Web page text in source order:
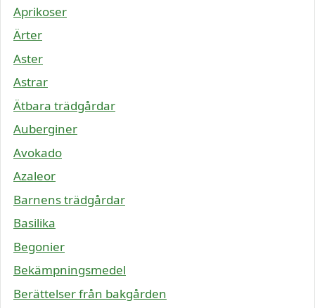
Aprikoser
Ärter
Aster
Astrar
Ätbara trädgårdar
Auberginer
Avokado
Azaleor
Barnens trädgårdar
Basilika
Begonier
Bekämpningsmedel
Berättelser från bakgården